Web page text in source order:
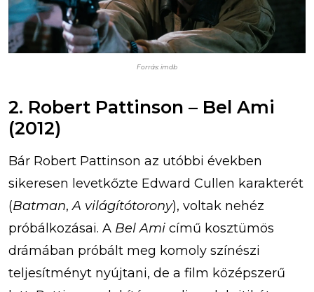
Forrás: imdb
2. Robert Pattinson – Bel Ami
(2012)
Bár Robert Pattinson az utóbbi években
sikeresen levetkőzte Edward Cullen karakterét
(Batman,A világítótorony), voltak nehéz
próbálkozásai. A Bel Ami című kosztümös
drámában próbált meg komoly színészi
teljesítményt nyújtani, de a film középszerű